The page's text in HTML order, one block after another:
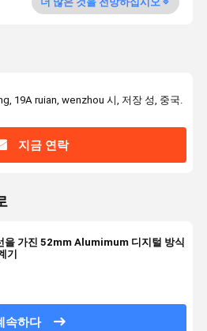
19A ruian, wenzhou 시, 저장 성, 중국.
지금 연락
을 가진 52mm Alumimum 디지털 방식
기
속하다